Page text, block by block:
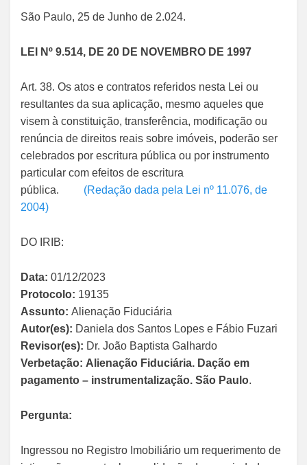
São Paulo, 25 de Junho de 2.024.
LEI Nº 9.514, DE 20 DE NOVEMBRO DE 1997
Art. 38. Os atos e contratos referidos nesta Lei ou
resultantes da sua aplicação, mesmo aqueles que
visem à constituição, transferência, modificação ou
renúncia de direitos reais sobre imóveis, poderão ser
celebrados por escritura pública ou por instrumento
particular com efeitos de escritura
pública. (Redação dada pela Lei nº 11.076, de
2004)
DO IRIB:
Data: 01/12/2023
Protocolo: 19135
Assunto: Alienação Fiduciária
Autor(es): Daniela dos Santos Lopes e Fábio Fuzari
Revisor(es): Dr. João Baptista Galhardo
Verbetação: Alienação Fiduciária. Dação em
pagamento – instrumentalização. São Paulo.
Pergunta:
Ingressou no Registro Imobiliário um requerimento de